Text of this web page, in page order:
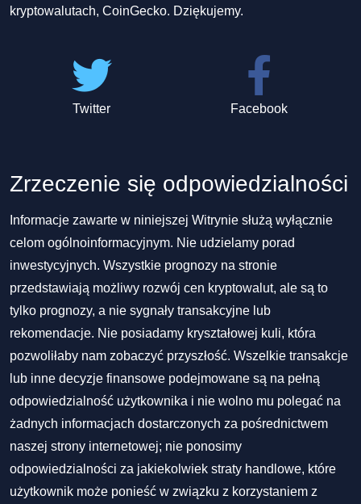
kryptowalutach, CoinGecko. Dziękujemy.
Twitter Facebook
Zrzeczenie się odpowiedzialności
Informacje zawarte w niniejszej Witrynie służą wyłącznie
celom ogólnoinformacyjnym. Nie udzielamy porad
inwestycyjnych. Wszystkie prognozy na stronie
przedstawiają możliwy rozwój cen kryptowalut, ale są to
tylko prognozy, a nie sygnały transakcyjne lub
rekomendacje. Nie posiadamy kryształowej kuli, która
pozwoliłaby nam zobaczyć przyszłość. Wszelkie transakcje
lub inne decyzje finansowe podejmowane są na pełną
odpowiedzialność użytkownika i nie wolno mu polegać na
żadnych informacjach dostarczonych za pośrednictwem
naszej strony internetowej; nie ponosimy
odpowiedzialności za jakiekolwiek straty handlowe, które
użytkownik może ponieść w związku z korzystaniem z